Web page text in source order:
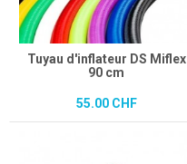
Tuyau d'inflateur DS Miflex
90 cm
55.00 CHF